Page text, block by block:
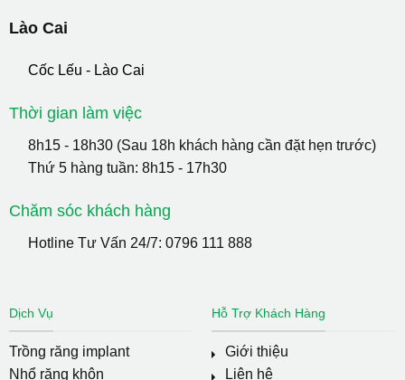
Lào Cai
Cốc Lếu - Lào Cai
Thời gian làm việc
8h15 - 18h30 (Sau 18h khách hàng cần đặt hẹn trước)
Thứ 5 hàng tuần: 8h15 - 17h30
Chăm sóc khách hàng
Hotline Tư Vấn 24/7: 0796 111 888
Dịch Vụ
Trồng răng implant
Nhổ răng khôn
Hỗ Trợ Khách Hàng
Giới thiệu
Liên hệ